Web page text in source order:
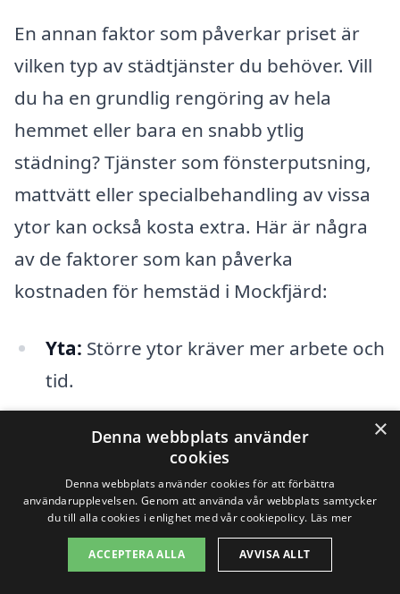
En annan faktor som påverkar priset är
vilken typ av städtjänster du behöver. Vill
du ha en grundlig rengöring av hela
hemmet eller bara en snabb ytlig
städning? Tjänster som fönsterputsning,
mattvätt eller specialbehandling av vissa
ytor kan också kosta extra. Här är några
av de faktorer som kan påverka
kostnaden för hemstäd i Mockfjärd:
Yta: Större ytor kräver mer arbete och
tid.
Tjänstetyp:
Extra tjänster kostar ofta
Frekevens:Regelbundna städningar
kan ge rabatter.
Erfarenhet:Mer erfarna städfirmor
×
Denna webbplats använder
cookies
Denna webbplats använder cookies för att förbättra
användarupplevelsen. Genom att använda vår webbplats samtycker
du till alla cookies i enlighet med vår cookiepolicy. Läs mer
ACCEPTERA ALLA AVVISA ALLT